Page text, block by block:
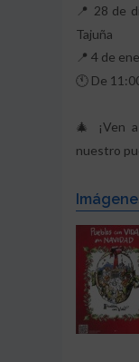
📍 28 de
Tajuña
📍 4 de
🕚 De
🎄
¡Ven
nuestro